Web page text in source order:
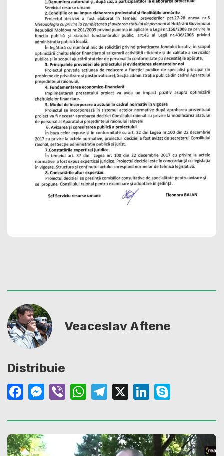
Veaceslav Aftene
Distribuie
Facebook
Messenger
ViberWhatsApp
Telegram
X LinkedIn